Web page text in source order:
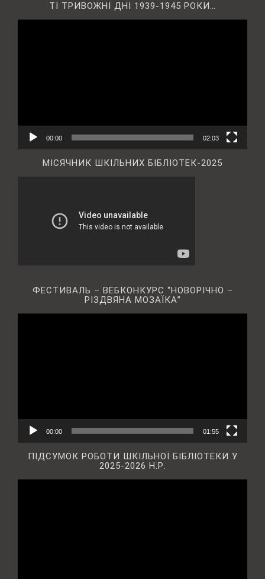
ТІ ТРИВОЖНІ ДНІ 1939-1945 РОКИ…
00:00 02:03
МІСЯЧНИК ШКІЛЬНИХ БІБЛІОТЕК-2025
ФЕСТИВАЛЬ – ВЕБКОНКУРС “НОВОРІЧНО –
РІЗДВЯНА МОЗАЇКА”
00:00 01:55
ПІДСУМОК РОБОТИ ШКІЛЬНОЇ БІБЛІОТЕКИ У
2025-2026 Н.Р.